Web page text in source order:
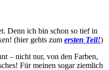
Denn ich bin schon so tief in
(hier gehts zum ersten Teil!)
– nicht nur, von den Farben,
Für meinen sogar ziemlich